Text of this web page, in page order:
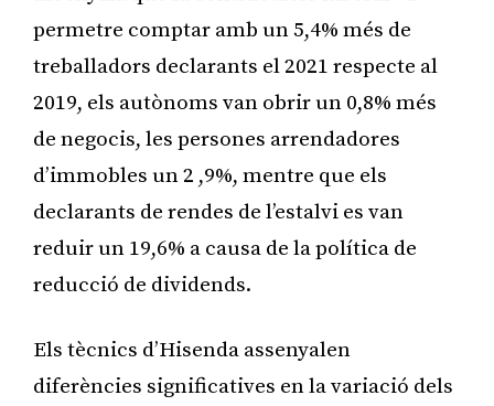
permetre comptar amb un 5,4% més de
treballadors declarants el 2021 respecte al
2019, els autònoms van obrir un 0,8% més
de negocis, les persones arrendadores
d’immobles un 2 ,9%, mentre que els
declarants de rendes de l’estalvi es van
reduir un 19,6% a causa de la política de
reducció de dividends.
Els tècnics d’Hisenda assenyalen
diferències significatives en la variació dels